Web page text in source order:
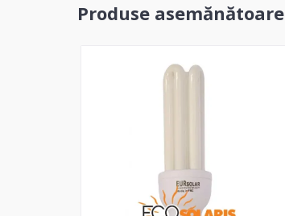
Produse asemănătoare